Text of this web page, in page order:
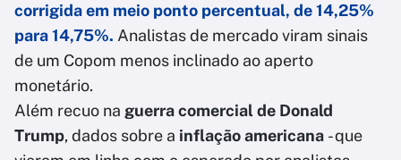
corrigida em meio ponto percentual, de 14,25%
para 14,75%. Analistas de mercado viram sinais
de um Copom menos inclinado ao aperto
monetário.
Além recuo na guerra comercial de Donald
Trump, dados sobre a inflação americana - que